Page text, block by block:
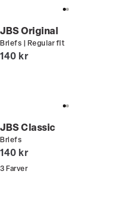
JBS Original
Briefs | Regular fit
I alt (inkl. rabat)
140 kr
JBS Classic
Briefs
I alt (inkl. rabat)
140 kr
3 Farver